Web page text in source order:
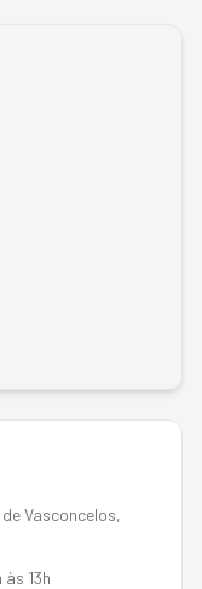
Vasconcelos,
13h